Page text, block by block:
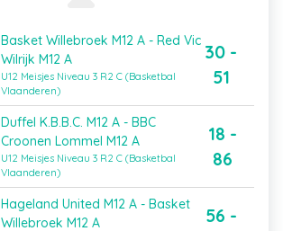
Basket Willebroek M12 A - Red Vic
Wilrijk M12 A
U12 Meisjes Niveau 3 R2 C (Basketbal
Vlaanderen)
30 -
51
Duffel K.B.B.C. M12 A - BBC
Croonen Lommel M12 A
U12 Meisjes Niveau 3 R2 C (Basketbal
Vlaanderen)
18 -
86
Hageland United M12 A - Basket
Willebroek M12 A
56 -